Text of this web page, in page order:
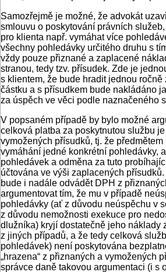
Samozřejmě je možné, že advokát
smlouvu o poskytování právních
pro klienta např. vymáhat více
všechny pohledávky určitého druhu s
vždy pouze přiznané a zaplacené
stranou, tedy tzv. přísudek. Zde je
s klientem, že bude hradit jednou
částku a s přísudkem bude nakládáno
za úspěch ve věci podle naznačeného
V popsaném případě by bylo možné
celková platba za poskytnutou službu
vymožených přísudků, tj. že
vymáhání jedné konkrétní pohledávky,
pohledávek a odměna za tuto
účtována ve výši zaplacených
bude i nadále odvádět DPH z
argumentovat tím, že mu v případě
pohledávky (ať z důvodu neúspěchu v
z důvodu nemožnosti exekuce pro
dlužníka) kryjí dostatečně jeho náklady
z jiných případů, a že tedy celková
pohledávek) není poskytována
„hrazena“ z přiznaných a vymožených
správce daně takovou argumentaci (i s